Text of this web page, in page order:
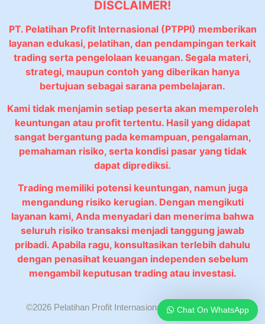
DISCLAIMER!
PT. Pelatihan Profit Internasional (PTPPI) memberikan
layanan edukasi, pelatihan, dan pendampingan terkait
trading serta pengelolaan keuangan. Segala materi,
strategi, maupun contoh yang diberikan hanya
bertujuan sebagai sarana pembelajaran.
Kami tidak menjamin setiap peserta akan memperoleh
keuntungan atau profit tertentu. Hasil yang didapat
sangat bergantung pada kemampuan, pengalaman,
pemahaman risiko, serta kondisi pasar yang tidak
dapat diprediksi.
Trading memiliki potensi keuntungan, namun juga
mengandung risiko kerugian. Dengan mengikuti
layanan kami, Anda menyadari dan menerima bahwa
seluruh risiko transaksi menjadi tanggung jawab
pribadi. Apabila ragu, konsultasikan terlebih dahulu
dengan penasihat keuangan independen sebelum
mengambil keputusan trading atau investasi.
©2026 Pelatihan Profit Internasional. All rights reserved.
Chat On WhatsApp